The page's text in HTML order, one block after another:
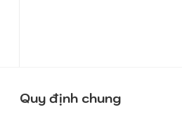
Quy định chung